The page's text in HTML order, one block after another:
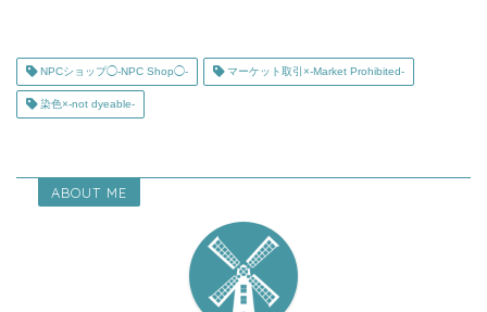
NPCショップ◯-NPC Shop◯- マーケット取引×-Market Prohibited-
染色×-not dyeable-
ABOUT ME